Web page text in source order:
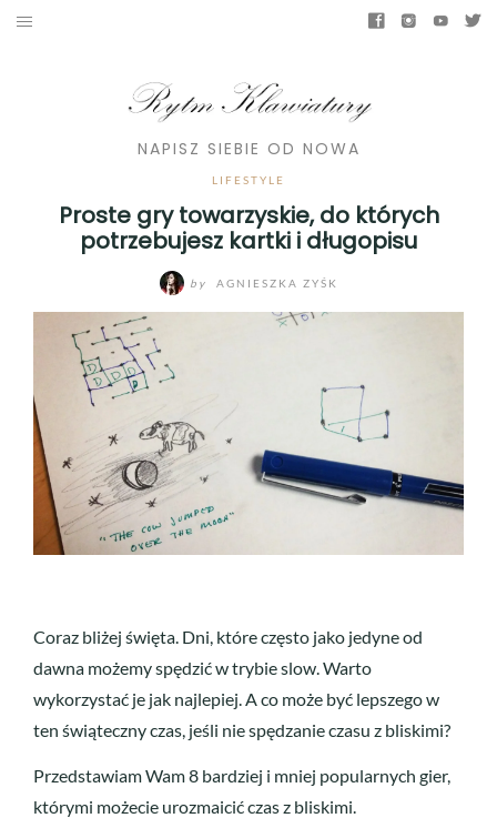
NAPISZ SIEBIE OD NOWA
LIFESTYLE
Proste gry towarzyskie, do których
potrzebujesz kartki i długopisu
by AGNIESZKA ZYŚK
Coraz bliżej święta. Dni, które często jako jedyne od
dawna możemy spędzić w trybie slow. Warto
wykorzystać je jak najlepiej. A co może być lepszego w
ten świąteczny czas, jeśli nie spędzanie czasu z bliskimi?
Przedstawiam Wam 8 bardziej i mniej popularnych gier,
którymi możecie urozmaicić czas z bliskimi.